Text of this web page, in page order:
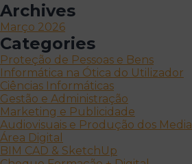
Archives
Março 2026
Categories
Proteção de Pessoas e Bens
Informática na Ótica do Utilizador
Ciências Informáticas
Gestão e Administração
Marketing e Publicidade
Audiovisuais e Produção dos Media
Área Digital
BIM CAD & SketchUp